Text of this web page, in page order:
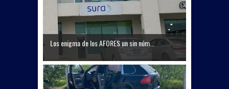
Los enigma de los AFORES un sin núm...